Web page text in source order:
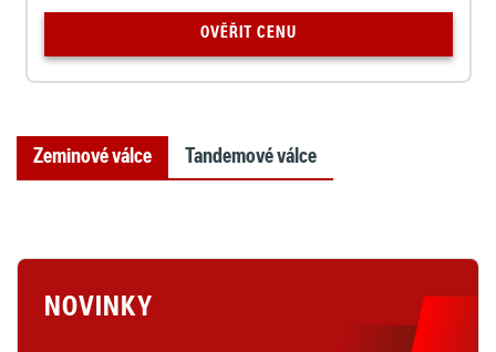
OVĚŘIT CENU
Zeminové válce Tandemové válce
NOVINKY